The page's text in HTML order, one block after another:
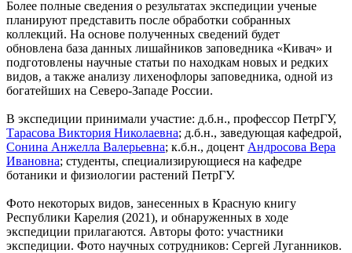
Более полные сведения о результатах экспедиции ученые
планируют представить после обработки собранных
коллекций. На основе полученных сведений будет
обновлена база данных лишайников заповедника «Кивач» и
подготовлены научные статьи по находкам новых и редких
видов, а также анализу лихенофлоры заповедника, одной из
богатейших на Северо-Западе России.
В экспедиции принимали участие: д.б.н., профессор ПетрГУ,
Тарасова Виктория Николаевна; д.б.н., заведующая кафедрой,
Сонина Анжелла Валерьевна; к.б.н., доцент Андросова Вера
Ивановна; студенты, специализирующиеся на кафедре
ботаники и физиологии растений ПетрГУ.
Фото некоторых видов, занесенных в Красную книгу
Республики Карелия (2021), и обнаруженных в ходе
экспедиции прилагаются. Авторы фото: участники
экспедиции. Фото научных сотрудников: Сергей Луганников.